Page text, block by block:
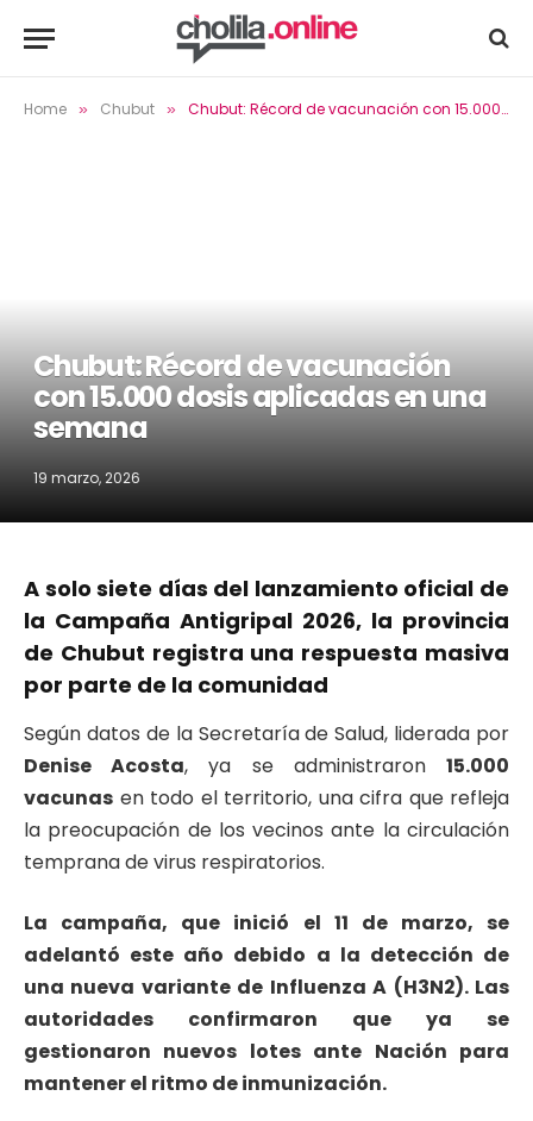
Home » Chubut » ​Chubut: Récord de vacunación con 15.000 dosis aplicadas en una semana
​Chubut: Récord de vacunación
con 15.000 dosis aplicadas en una
semana
19 marzo, 2026
A solo siete días del lanzamiento oficial de
la Campaña Antigripal 2026, la provincia
de Chubut registra una respuesta masiva
por parte de la comunidad
Según datos de la Secretaría de Salud, liderada por
Denise Acosta, ya se administraron15.000
vacunas en todo el territorio, una cifra que refleja
la preocupación de los vecinos ante la circulación
temprana de virus respiratorios.
La campaña, que inició el 11 de marzo, se
adelantó este año debido a la detección de
una nueva variante de Influenza A (H3N2). Las
autoridades confirmaron que ya se
gestionaron nuevos lotes ante Nación para
mantener el ritmo de inmunización.